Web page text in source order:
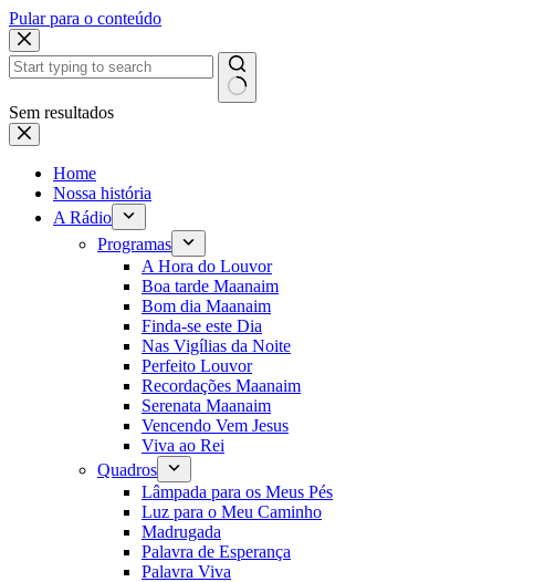
Pular para o conteúdo
Sem resultados
Home
Nossa história
A Rádio
Programas
A Hora do Louvor
Boa tarde Maanaim
Bom dia Maanaim
Finda-se este Dia
Nas Vigílias da Noite
Perfeito Louvor
Recordações Maanaim
Serenata Maanaim
Vencendo Vem Jesus
Viva ao Rei
Quadros
Lâmpada para os Meus Pés
Luz para o Meu Caminho
Madrugada
Palavra de Esperança
Palavra Viva